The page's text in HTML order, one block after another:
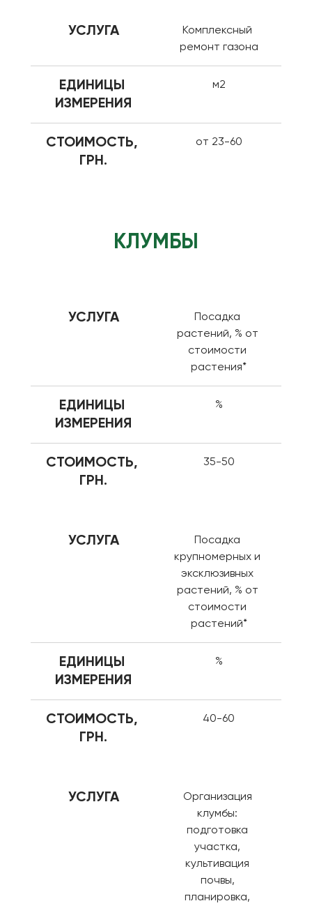
УСЛУГА
Комплексный
ремонт газона
ЕДИНИЦЫ
ИЗМЕРЕНИЯ
м2
СТОИМОСТЬ,
ГРН.
от 23-60
КЛУМБЫ
УСЛУГА
Посадка
растений, % от
стоимости
растения*
ЕДИНИЦЫ
ИЗМЕРЕНИЯ
%
СТОИМОСТЬ,
ГРН.
35-50
УСЛУГА
Посадка
крупномерных и
эксклюзивных
растений, % от
стоимости
растений*
ЕДИНИЦЫ
ИЗМЕРЕНИЯ
%
СТОИМОСТЬ,
ГРН.
40-60
УСЛУГА
Организация
клумбы:
подготовка
участка,
культивация
почвы,
планировка,